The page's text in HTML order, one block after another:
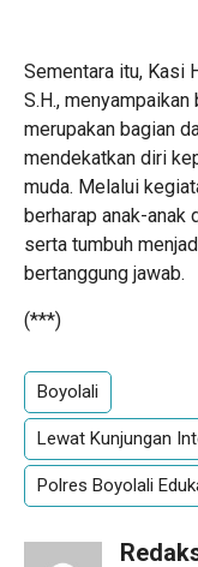
Sementara itu, Kasi
S.H.,
merupakan bagian
mendekatkan diri
muda. Melalui
berharap anak-
serta tumbuh
bertanggung jawab.
(***)
Boyolali
Lewat Kunjungan
Polres Boyolali